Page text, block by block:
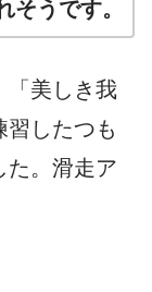
そうです。
美しき我
習したつも
た。滑走ア